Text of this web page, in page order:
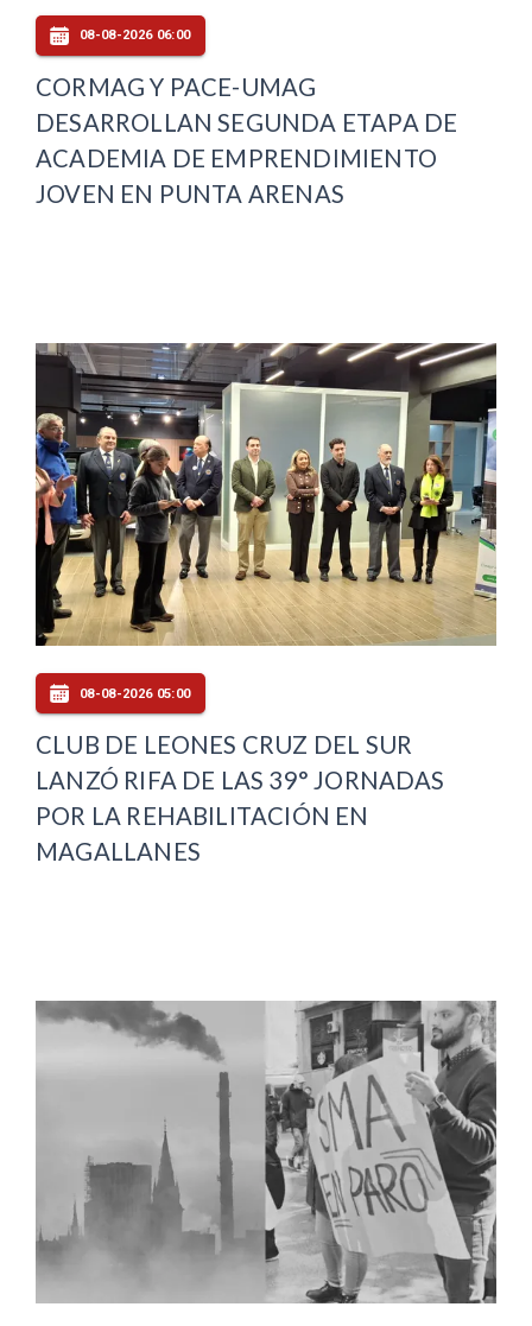
08-08-2026 06:00
CORMAG Y PACE-UMAG
DESARROLLAN SEGUNDA ETAPA DE
ACADEMIA DE EMPRENDIMIENTO
JOVEN EN PUNTA ARENAS
08-08-2026 05:00
CLUB DE LEONES CRUZ DEL SUR
LANZÓ RIFA DE LAS 39° JORNADAS
POR LA REHABILITACIÓN EN
MAGALLANES